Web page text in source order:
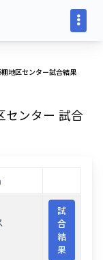
地区センター試合結果
センター 試合
試
合
結
果